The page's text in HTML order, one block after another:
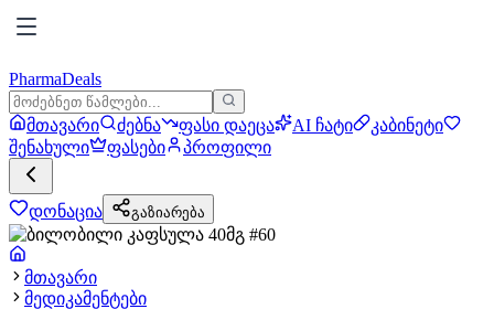
PharmaDeals
მთავარი ძებნა ფასი დაეცა AI ჩატი
კაბინეტი
შენახული
ფასები პროფილი
დონაცია გაზიარება
მთავარი
მედიკამენტები